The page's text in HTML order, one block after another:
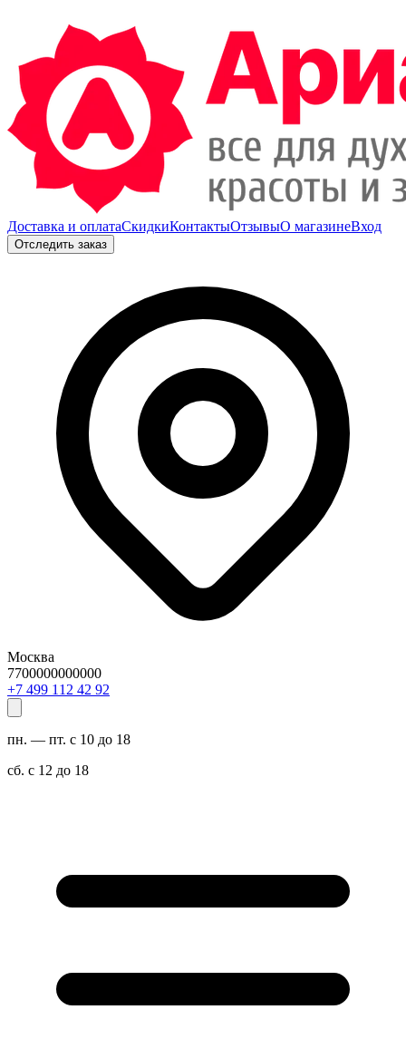
Доставка и оплатаСкидкиКонтактыОтзывыО магазинеВход
Отследить заказ
Москва
7700000000000
29 24 211 994 7+
пн. — пт. с 10 до 18
сб. с 12 до 18